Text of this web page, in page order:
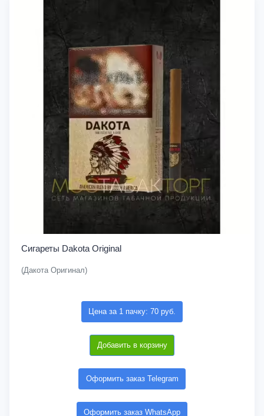
Сигареты Dakota Original
(Дакота Оригинал)
Цена за 1 пачку: 70 руб.
Добавить в корзину
Оформить заказ Telegram
Оформить заказ WhatsApp